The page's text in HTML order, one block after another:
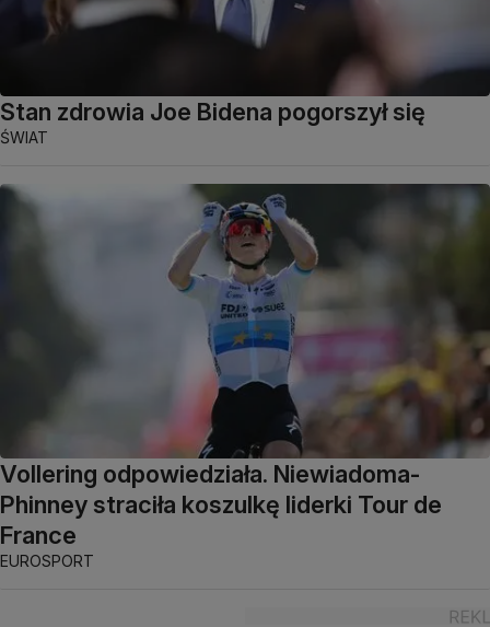
Stan zdrowia Joe Bidena pogorszył się
ŚWIAT
Vollering odpowiedziała. Niewiadoma-
Phinney straciła koszulkę liderki Tour de
France
EUROSPORT